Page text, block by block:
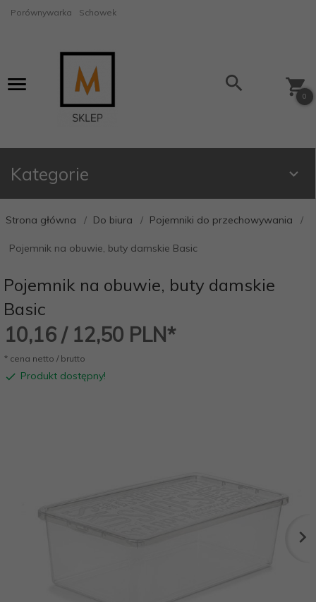
Porównywarka Schowek
0
Kategorie
Strona główna Do biura Pojemniki do przechowywania
Pojemnik na obuwie, buty damskie Basic
Pojemnik na obuwie, buty damskie
Basic
10,16 / 12,50 PLN*
* cena netto / brutto
Produkt dostępny!